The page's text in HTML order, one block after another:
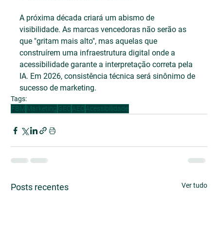
A próxima década criará um abismo de
visibilidade. As marcas vencedoras não serão as
que "gritam mais alto", mas aquelas que
construírem uma infraestrutura digital onde a
acessibilidade garante a interpretação correta pela
IA. Em 2026, consistência técnica será sinônimo de
sucesso de marketing.
Tags:
FBM Marketing GEO AEO Acessibilidade
Posts recentes Ver tudo